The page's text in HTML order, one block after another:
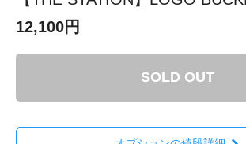
12,100円
SOLD OUT